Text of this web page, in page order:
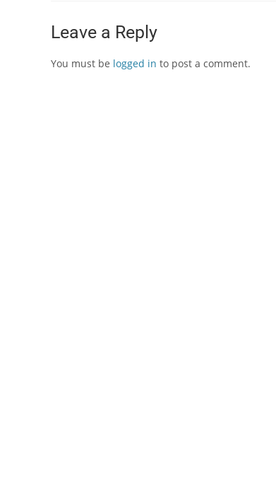
Leave a Reply
You must be logged in to post a comment.